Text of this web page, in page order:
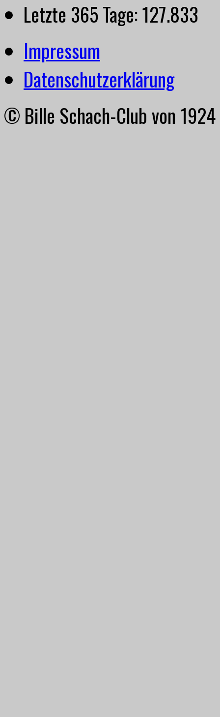
Letzte 365 Tage:127.833
Impressum
Datenschutzerklärung
© Bille Schach-Club von